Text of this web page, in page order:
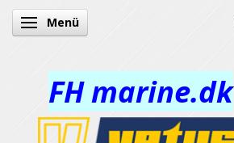
Anzeige ändern
Menü
FH marine.dk